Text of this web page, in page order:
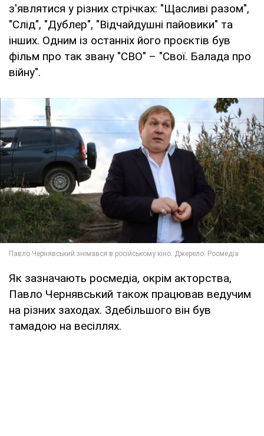
з'являтися у різних стрічках: "Щасливі разом",
"Слід", "Дублер", "Відчайдушні пайовики" та
інших. Одним із останніх його проєктів був
фільм про так звану "СВО" – "Свої. Балада про
війну".
Як зазначають росмедіа, окрім акторства,
Павло Чернявський також працював ведучим
на різних заходах. Здебільшого він був
тамадою на весіллях.